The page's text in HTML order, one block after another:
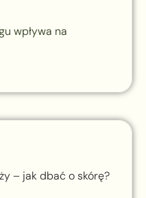
wpływa na
– jak dbać o skórę?